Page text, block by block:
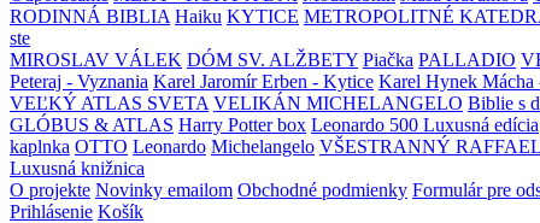
RODINNÁ BIBLIA Haiku KYTICE METROPOLITNÉ
ste
MIROSLAV VÁLEK DÓM SV. ALŽBETY Piačka PALLADIO
Peteraj - Vyznania Karel Jaromír Erben - Kytice Karel Hynek Mácha
VEĽKÝ ATLAS SVETA VELIKÁN MICHELANGELO Biblie s
GLÓBUS & ATLAS Harry Potter box Leonardo 500 Luxusná edícia
kaplnka OTTO Leonardo Michelangelo VŠESTRANNÝ
Luxusná knižnica
O projekte Novinky emailom Obchodné podmienky Formulár pre
Prihlásenie Košík